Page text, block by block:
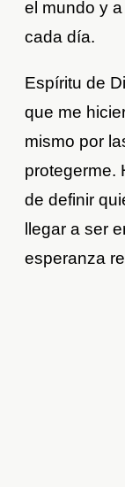
el mundo y
cada día.
Espíritu de
que me
mismo por
protegerme.
de definir
llegar a ser
esperanza